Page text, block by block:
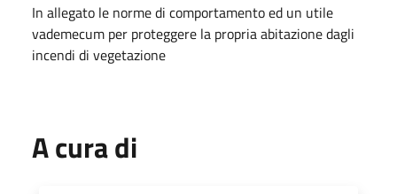
In allegato le norme di comportamento ed un utile
vademecum per proteggere la propria abitazione dagli
incendi di vegetazione
A cura di